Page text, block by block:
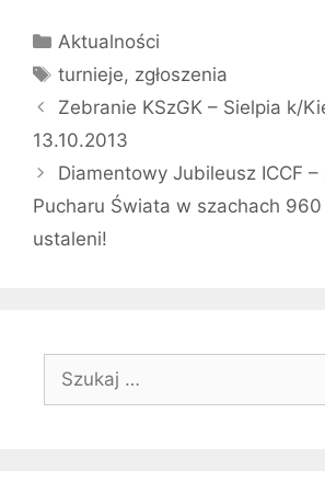
Kategorie
Aktualności
Tagi
turnieje, zgłoszenia
Zebranie KSzGK – Sielpia k/
13.10.2013
Diamentowy Jubileusz ICCF –
Pucharu Świata w szachach
ustaleni!